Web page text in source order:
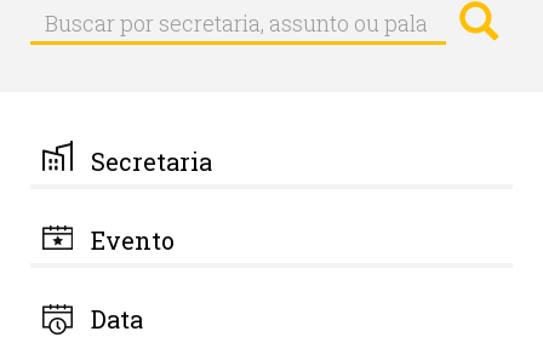
Buscar
Buscar
por
palavra-
chave
Secretaria
Evento
Data